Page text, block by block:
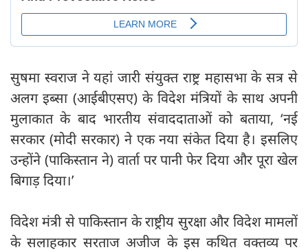
सुषमा स्वराज ने यहां जारी संयुक्त राष्ट्र महासभा के सत्र से
अलग इब्सा (आईबीएसए) के विदेश मंत्रियों के साथ अपनी
मुलाकात के बाद भारतीय संवाददाताओं को बताया, ‘नई
सरकार (मोदी सरकार) ने एक नया संकेत दिया है। इसलिए
उन्होंने (पाकिस्तान ने) वार्ता पर पानी फेर दिया और पूरा खेल
बिगाड़ दिया।’
विदेश मंत्री से पाकिस्तान के राष्ट्रीय सुरक्षा और विदेश मामलों
के सलाहकार सरताज अजीज के इस कथित वक्तव्य पर